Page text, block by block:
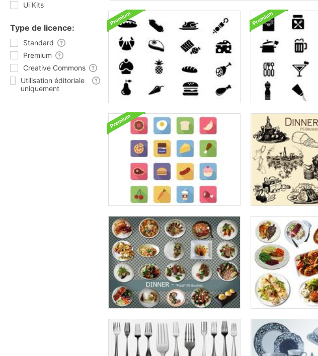
Ui Kits
Type de licence:
Standard
Premium
Creative Commons
Utilisation éditoriale
uniquement